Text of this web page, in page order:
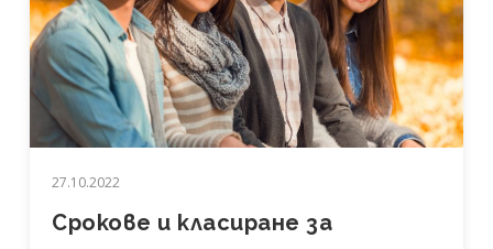
27.10.2022
Срокове и класиране за